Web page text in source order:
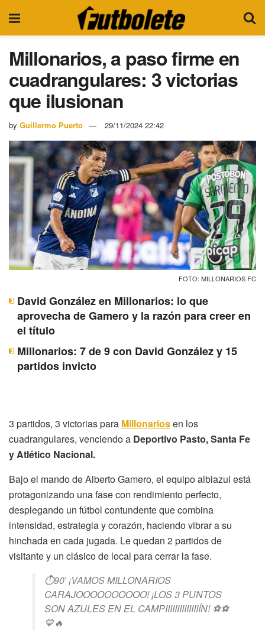
Millonarios, a paso firme en
cuadrangulares: 3 victorias
que ilusionan
by Guillermo Puerto 29/11/2024 22:42
FOTO: MILLONARIOS FC
David González en Millonarios: lo que
aprovecha de Gamero y la razón para creer en
el título
Millonarios: 7 de 9 con David González y 15
partidos invicto
3 partidos, 3 victorias para Millonariosen los
cuadrangulares, venciendo a Deportivo Pasto, Santa Fe
y Atlético Nacional.
Bajo el mando de Alberto Gamero, el equipo albiazul está
protagonizando una fase con rendimiento perfecto,
desplegando un fútbol contundente que combina
intensidad, estrategia y corazón, haciendo vibrar a su
hinchada en cada jugada. Le quedan 2 partidos de
visitante y un clásico de local para cerrar la fase.
⏱️90′ ¡VAMOS MILLONARIOS
CARAJOOOOOOOOOO! ¡LOS 3 PUNTOS
SON AZULES EN EL CAMPIIIIIIIIIIIIIIÍN! ⚽️⚽️
💙🔥